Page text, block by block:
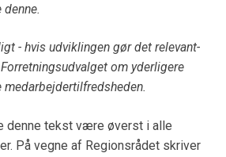
- hvis udviklingen gør det relevant-
om yderligere
denne tekst være øverst i alle
På vegne af Regionsrådet skriver